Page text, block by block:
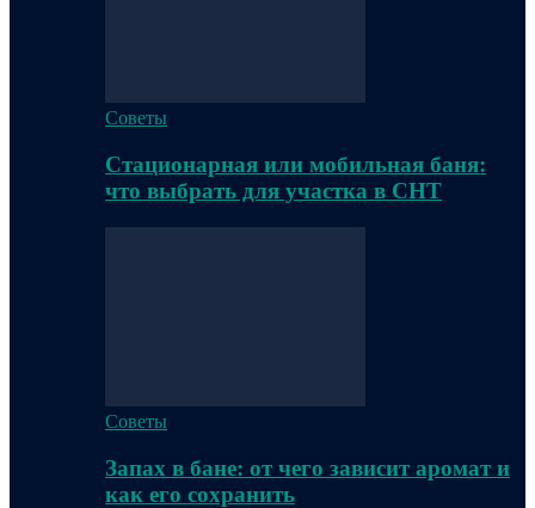
Советы
Стационарная или мобильная баня:
что выбрать для участка в СНТ
Советы
Запах в бане: от чего зависит аромат и
как его сохранить